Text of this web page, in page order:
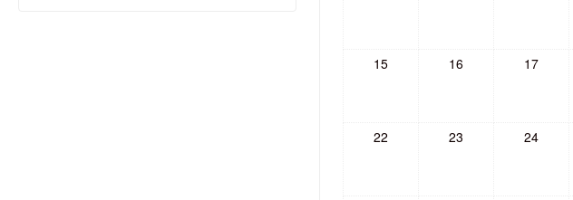
15 16 17
22 23 24